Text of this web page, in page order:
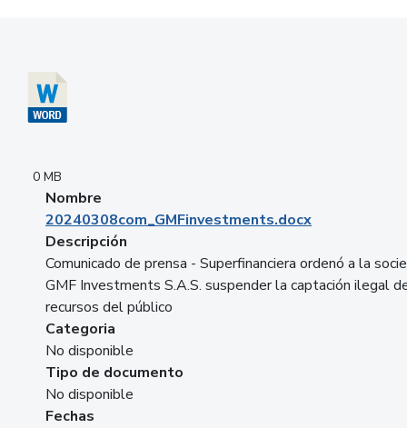
0 MB
Nombre
20240308com_GMFinvestments.docx
Descripción
Comunicado de prensa - Superfinanciera ordenó a la
GMF Investments S.A.S. suspender la captación ilegal
recursos del público
Categoria
No disponible
Tipo de documento
No disponible
Fechas